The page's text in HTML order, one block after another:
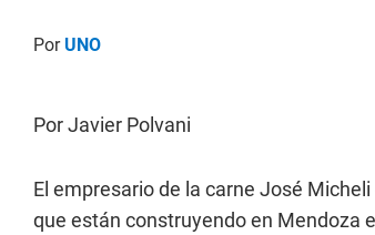
PorUNO
Por Javier Polvani
El empresario de la carne José
que están construyendo en Mendoza